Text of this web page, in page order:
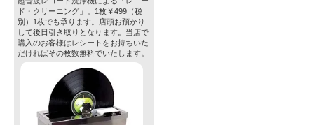
ド・クリーニング」。1枚￥499（税
別）1枚でも承ります。店頭お預かり
して後日引き取りとなります。当店で
購入のお客様はレシートをお持ちいた
だければその枚数無料でいたします。